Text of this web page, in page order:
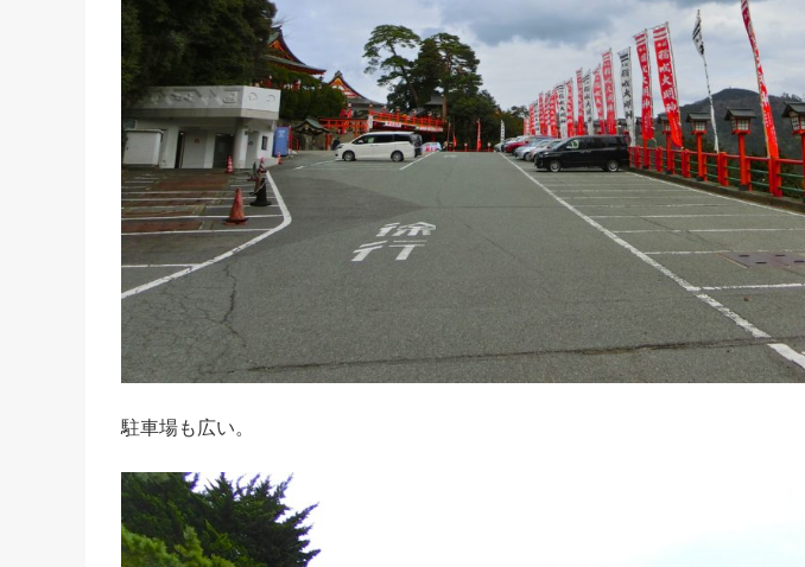
駐車場も広い。